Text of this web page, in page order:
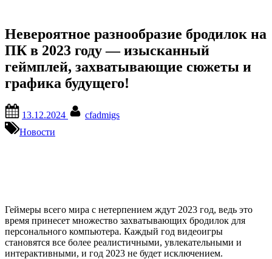
Невероятное разнообразие бродилок на
ПК в 2023 году — изысканный
геймплей, захватывающие сюжеты и
графика будущего!
on
13.12.2024
cfadmigs
Новости
Геймеры всего мира с нетерпением ждут 2023 год, ведь это
время принесет множество захватывающих бродилок для
персонального компьютера. Каждый год видеоигры
становятся все более реалистичными, увлекательными и
интерактивными, и год 2023 не будет исключением.